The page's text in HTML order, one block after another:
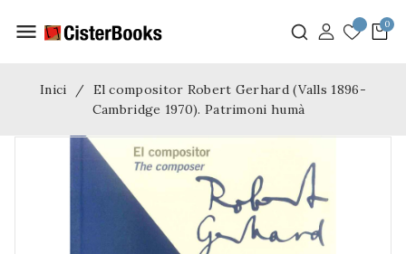
menu
Inici
El compositor Robert Gerhard (Valls 1896-
Cambridge 1970). Patrimoni humà